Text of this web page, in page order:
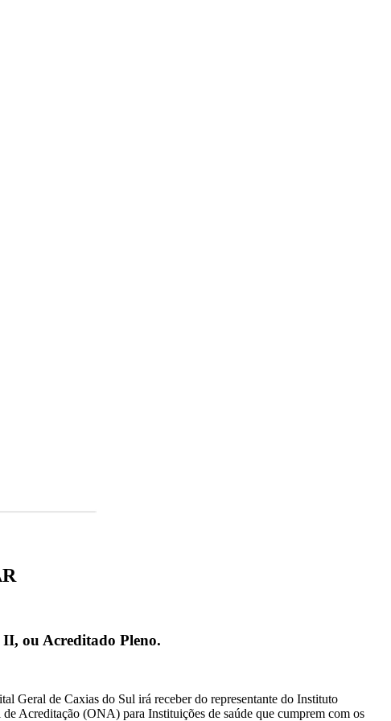
ou Acreditado Pleno.
Geral de Caxias do Sul irá receber do representante do Instituto
Acreditação (ONA) para Instituições de saúde que cumprem com os